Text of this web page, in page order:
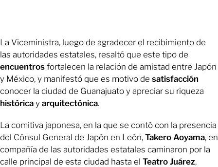
La Viceministra, luego de agradecer el recibimiento de
las autoridades estatales, resaltó que este tipo de
encuentros fortalecen la relación de amistad entre Japón
y México, y manifestó que es motivo de satisfacción
conocer la ciudad de Guanajuato y apreciar su riqueza
histórica y arquitectónica.
La comitiva japonesa, en la que se contó con la presencia
del Cónsul General de Japón en León, Takero Aoyama, en
compañía de las autoridades estatales caminaron por la
calle principal de esta ciudad hasta el Teatro Juárez,